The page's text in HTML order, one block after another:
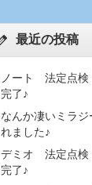
最近の投稿
ノート 法定点
完了♪
なんか凄いミラジ
れました♪
デミオ 法定点検
完了♪